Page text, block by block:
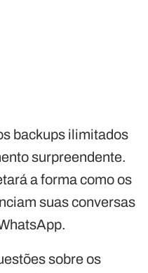
backups ilimitados
surpreendente.
a forma como os
suas conversas
sobre os